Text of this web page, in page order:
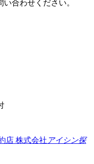
合わせください。
店 株式会社 アイシン探